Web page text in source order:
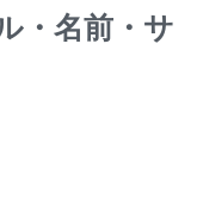
・名前・サ